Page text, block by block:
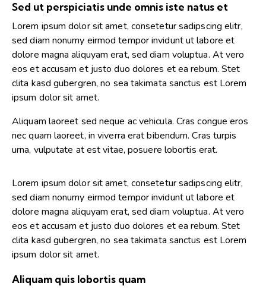
Sed ut perspiciatis unde omnis iste natus et
Lorem ipsum dolor sit amet, consetetur sadipscing elitr,
sed diam nonumy eirmod tempor invidunt ut labore et
dolore magna aliquyam erat, sed diam voluptua. At vero
eos et accusam et justo duo dolores et ea rebum. Stet
clita kasd gubergren, no sea takimata sanctus est Lorem
ipsum dolor sit amet.
Aliquam laoreet sed neque ac vehicula. Cras congue eros
nec quam laoreet, in viverra erat bibendum. Cras turpis
urna, vulputate at est vitae, posuere lobortis erat.
Lorem ipsum dolor sit amet, consetetur sadipscing elitr,
sed diam nonumy eirmod tempor invidunt ut labore et
dolore magna aliquyam erat, sed diam voluptua. At vero
eos et accusam et justo duo dolores et ea rebum. Stet
clita kasd gubergren, no sea takimata sanctus est Lorem
ipsum dolor sit amet.
Aliquam quis lobortis quam